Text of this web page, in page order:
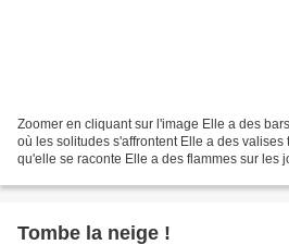
Zoomer en cliquant sur l'image Elle a des
où les solitudes s'affrontent Elle a des
qu'elle se raconte Elle a des flammes sur les
Tombe la neige !